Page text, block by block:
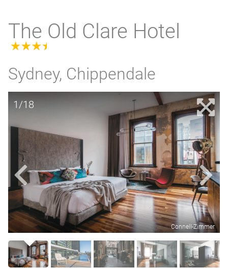
The Old Clare Hotel
3.5
Sydney, Chippendale
1/18
Connell-Zimmer